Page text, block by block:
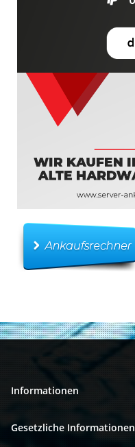
Informationen
Gesetzliche Informationen